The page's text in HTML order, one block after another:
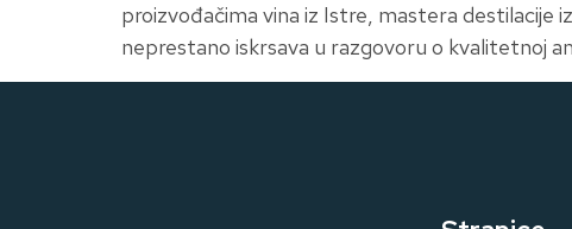
proizvođačima vina iz Istre, mastera destilacije
neprestano iskrsava u razgovoru o kvalitetnoj